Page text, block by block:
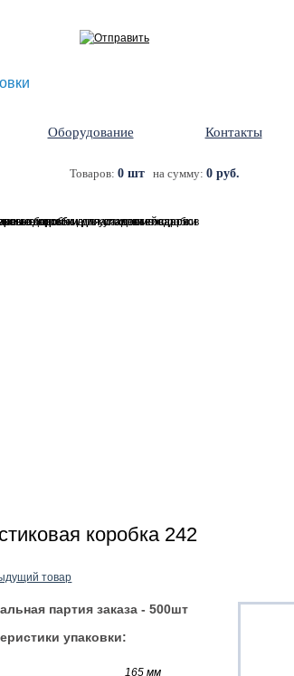
Оборудование Контакты
Товаров:0 шт на сумму:0 руб.
коробка 242
товар
партия заказа - 500шт
упаковки:
165 мм